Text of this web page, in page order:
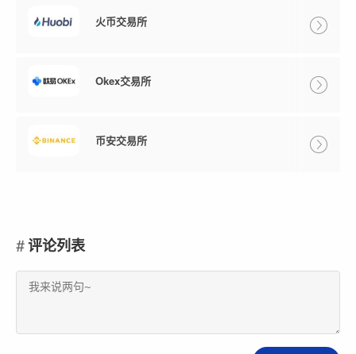
火币交易所
Okex交易所
币安交易所
评论列表